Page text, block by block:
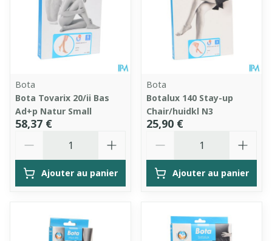
Bota
Bota Tovarix 20/ii Bas
Ad+p Natur Small
58,37 €
Ajouter au panier
Bota
Botalux 140 Stay-up
Chair/huidkl N3
25,90 €
Ajouter au panier